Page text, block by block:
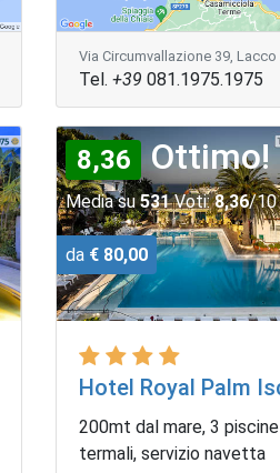
Via Circumvallazione 39, Lacco
Tel. +39 081.1975.1975
8,36 Ottimo!
Media su531Voti: 8,36/10
da € 80,00
Hotel Royal Palm
200mt dal mare, 3 piscine
termali, servizio navetta